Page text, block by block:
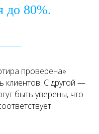
до 80%.
проверена»
клиентов. С другой —
быть уверены, что